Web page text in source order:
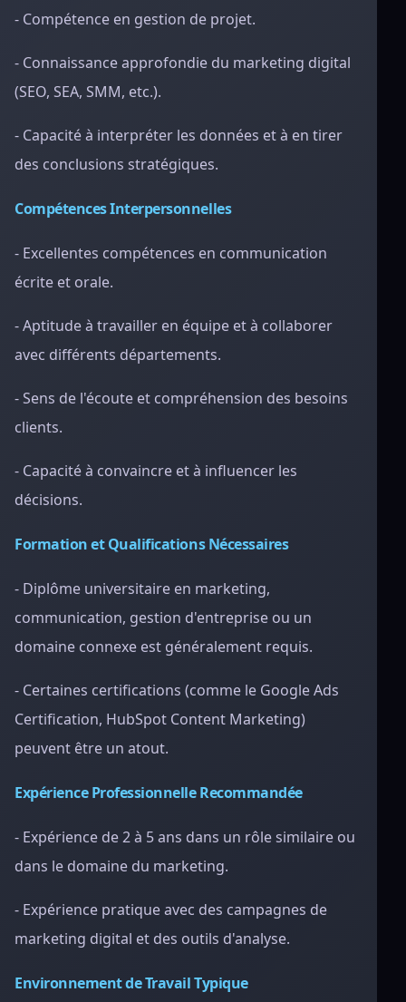
- Compétence en gestion de projet.
- Connaissance approfondie du marketing digital
(SEO, SEA, SMM, etc.).
- Capacité à interpréter les données et à en tirer
des conclusions stratégiques.
Compétences Interpersonnelles
- Excellentes compétences en communication
écrite et orale.
- Aptitude à travailler en équipe et à collaborer
avec différents départements.
- Sens de l'écoute et compréhension des besoins
clients.
- Capacité à convaincre et à influencer les
décisions.
Formation et Qualifications Nécessaires
- Diplôme universitaire en marketing,
communication, gestion d'entreprise ou un
domaine connexe est généralement requis.
- Certaines certifications (comme le Google Ads
Certification, HubSpot Content Marketing)
peuvent être un atout.
Expérience Professionnelle Recommandée
- Expérience de 2 à 5 ans dans un rôle similaire ou
dans le domaine du marketing.
- Expérience pratique avec des campagnes de
marketing digital et des outils d'analyse.
Environnement de Travail Typique